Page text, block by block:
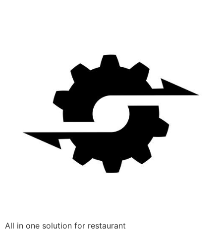
All in one solution for restaurant